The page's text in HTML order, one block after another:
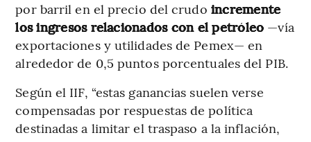
por barril en el precio del crudo incremente
los ingresos relacionados con el petróleo —vía
exportaciones y utilidades de Pemex— en
alrededor de 0,5 puntos porcentuales del PIB.
Según el IIF, “estas ganancias suelen verse
compensadas por respuestas de política
destinadas a limitar el traspaso a la inflación,